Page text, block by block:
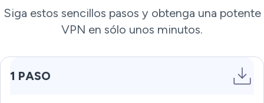
Siga estos sencillos pasos y obtenga una potente
VPN en sólo unos minutos.
1 PASO